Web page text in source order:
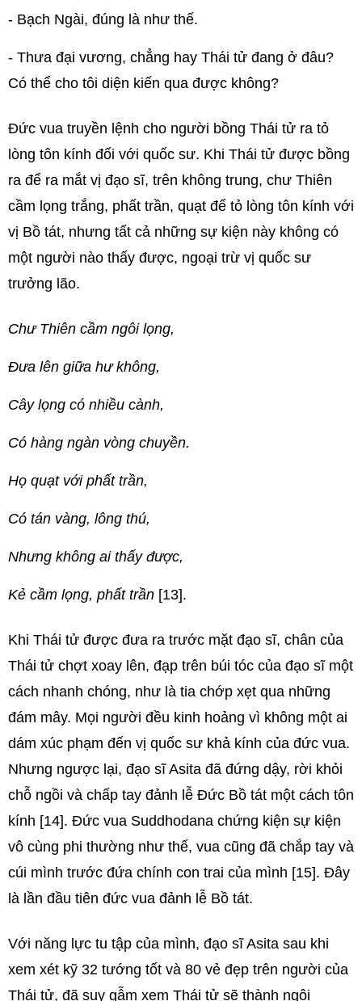
- Bạch Ngài, đúng là như thế.
- Thưa đại vương, chẳng hay Thái tử đang ở đâu?
Có thể cho tôi diện kiến qua được không?
Đức vua truyền lệnh cho người bồng Thái tử ra tỏ
lòng tôn kính đối với quốc sư. Khi Thái tử được bồng
ra để ra mắt vị đạo sĩ, trên không trung, chư Thiên
cầm lọng trắng, phất trần, quạt để tỏ lòng tôn kính với
vị Bồ tát, nhưng tất cả những sự kiện này không có
một người nào thấy được, ngoại trừ vị quốc sư
trưởng lão.
Chư Thiên cầm ngôi lọng,
Ðưa lên giữa hư không,
Cây lọng có nhiều cành,
Có hàng ngàn vòng chuyền.
Họ quạt với phất trần,
Có tán vàng, lông thú,
Nhưng không ai thấy được,
Kẻ cầm lọng, phất trần [13].
Khi Thái tử được đưa ra trước mặt đạo sĩ, chân của
Thái tử chợt xoay lên, đạp trên búi tóc của đạo sĩ một
cách nhanh chóng, như là tia chớp xẹt qua những
đám mây. Mọi người đều kinh hoảng vì không một ai
dám xúc phạm đến vị quốc sư khả kính của đức vua.
Nhưng ngược lại, đạo sĩ Asita đã đứng dậy, rời khỏi
chỗ ngồi và chấp tay đảnh lễ Đức Bồ tát một cách tôn
kính [14]. Đức vua Suddhodana chứng kiện sự kiện
vô cùng phi thường như thế, vua cũng đã chắp tay và
cúi mình trước đứa chính con trai của mình [15]. Đây
là lần đầu tiên đức vua đảnh lễ Bồ tát.
Với năng lực tu tập của mình, đạo sĩ Asita sau khi
xem xét kỹ 32 tướng tốt và 80 vẻ đẹp trên người của
Thái tử, đã suy gẫm xem Thái tử sẽ thành ngôi